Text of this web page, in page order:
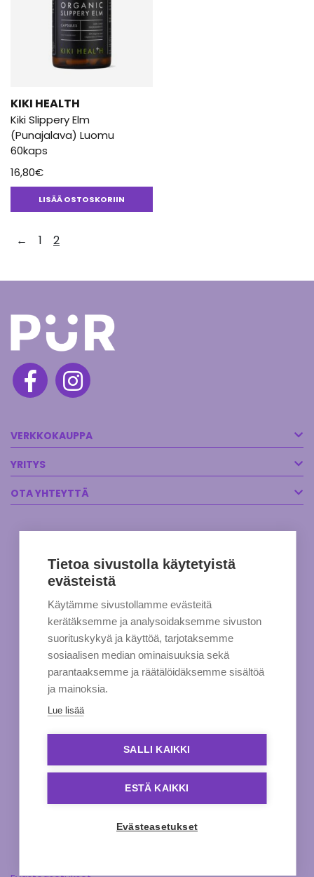
KIKI HEALTH
Kiki Slippery Elm
(Punajalava) Luomu
60kaps
16,80€
LISÄÄ OSTOSKORIIN
← 1 2
VERKKOKAUPPA
YRITYS
OTA YHTEYTTÄ
Tietoa sivustolla käytetyistä
evästeistä
Käytämme sivustollamme evästeitä
kerätäksemme ja analysoidaksemme sivuston
suorituskykyä ja käyttöä, tarjotaksemme
sosiaalisen median ominaisuuksia sekä
parantaaksemme ja räätälöidäksemme sisältöä
ja mainoksia.
Lue lisää
SALLI KAIKKI
ESTÄ KAIKKI
Evästeasetukset